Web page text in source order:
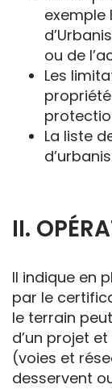
exemple
ou de
Les
La liste
II.
Il indique en
par le
le terrain
d’un projet
(voies et
desservent